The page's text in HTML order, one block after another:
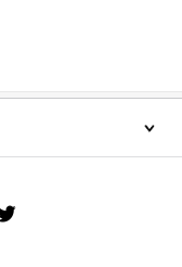
Twitter